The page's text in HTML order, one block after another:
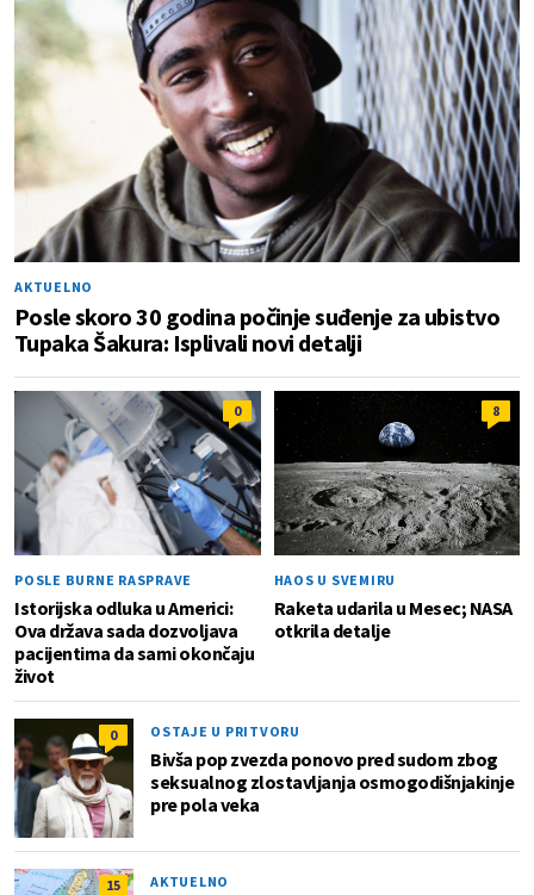
AKTUELNO
Posle skoro 30 godina počinje suđenje za ubistvo
Tupaka Šakura: Isplivali novi detalji
0
POSLE BURNE RASPRAVE
Istorijska odluka u Americi:
Ova država sada dozvoljava
pacijentima da sami okončaju
život
8
HAOS U SVEMIRU
Raketa udarila u Mesec; NASA
otkrila detalje
0 OSTAJE U PRITVORU
Bivša pop zvezda ponovo pred sudom zbog
seksualnog zlostavljanja osmogodišnjakinje
pre pola veka
15 AKTUELNO